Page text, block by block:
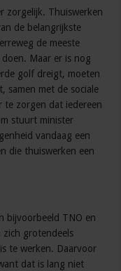
zorgelijk. Thuiswerken
de belangrijkste
de meeste
Maar er is nog
golf dreigt, moeten
samen met de sociale
te zorgen dat iedereen
stuurt minister
vandaag een
die thuiswerken een
bijvoorbeeld TNO en
zich grotendeels
te werken. Daarvoor
dat is lang niet